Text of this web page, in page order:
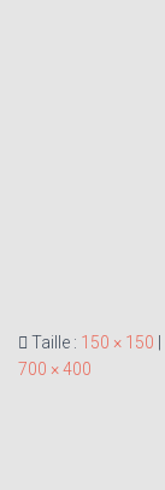
Taille : 150 × 150
700 × 400